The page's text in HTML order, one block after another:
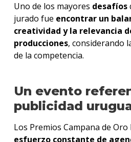
Uno de los mayores desafíos
jurado fue encontrar un
creatividad y la relevancia
producciones, considerando
de la competencia.
Un evento
publicidad
Los Premios Campana de Oro
esfuerzo constante de